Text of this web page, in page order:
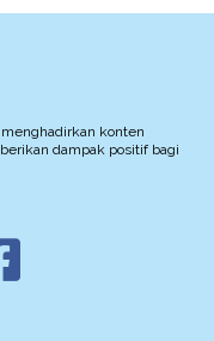
konten
dampak positif bagi